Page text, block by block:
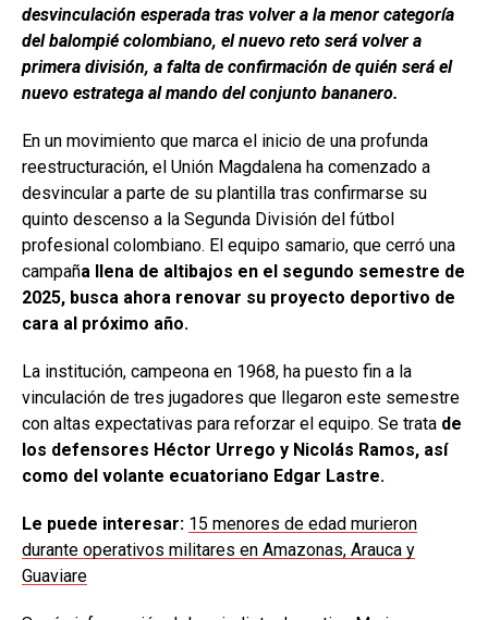
desvinculación esperada tras volver a la menor categoría
del balompié colombiano, el nuevo reto será volver a
primera división, a falta de confirmación de quién será el
nuevo estratega al mando del conjunto bananero.
En un movimiento que marca el inicio de una profunda
reestructuración, el Unión Magdalena ha comenzado a
desvincular a parte de su plantilla tras confirmarse su
quinto descenso a la Segunda División del fútbol
profesional colombiano. El equipo samario, que cerró una
campaña llena de altibajos en el segundo semestre de
2025, busca ahora renovar su proyecto deportivo de
cara al próximo año.
La institución, campeona en 1968, ha puesto fin a la
vinculación de tres jugadores que llegaron este semestre
con altas expectativas para reforzar el equipo. Se trata de
los defensores Héctor Urrego y Nicolás Ramos, así
como del volante ecuatoriano Edgar Lastre.
Le puede interesar: 15 menores de edad murieron
durante operativos militares en Amazonas, Arauca y
Guaviare